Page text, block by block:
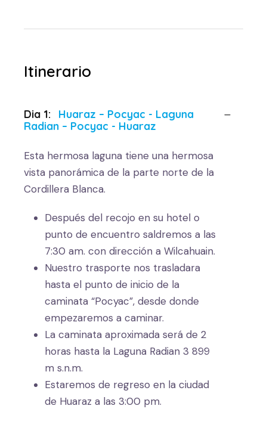
Itinerario
Dia 1:
Huaraz – Pocyac - Laguna
Radian – Pocyac - Huaraz
Esta hermosa laguna tiene una hermosa
vista panorámica de la parte norte de la
Cordillera Blanca.
Después del recojo en su hotel o
punto de encuentro saldremos a las
7:30 am. con dirección a Wilcahuain.
Nuestro trasporte nos trasladara
hasta el punto de inicio de la
caminata “Pocyac”, desde donde
empezaremos a caminar.
La caminata aproximada será de 2
horas hasta la Laguna Radian 3 899
m s.n.m.
Estaremos de regreso en la ciudad
de Huaraz a las 3:00 pm.